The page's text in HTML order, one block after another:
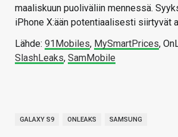
maaliskuun puoliväliin mennessä.
iPhone X:ään potentiaalisesti siirtyvät
Lähde: 91Mobiles, MySmartPrices,
SlashLeaks, SamMobile
GALAXY S9 ONLEAKS SAMSUNG